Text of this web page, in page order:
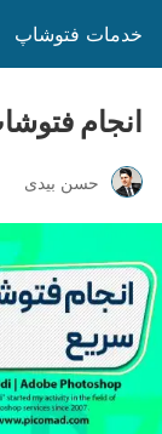
خدمات فتوشاپ
انجام
حسن بیدی